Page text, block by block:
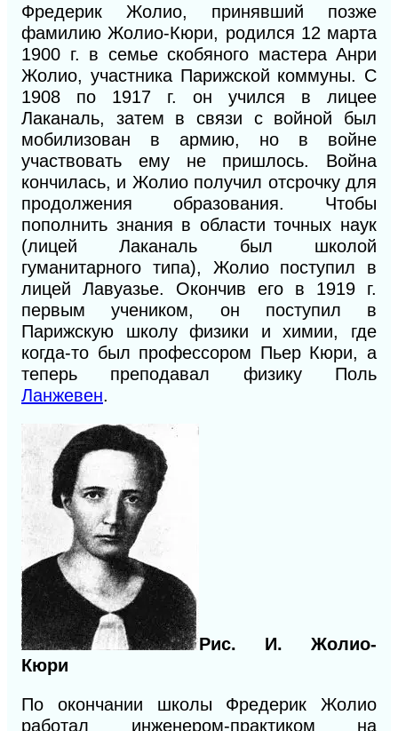
Фредерик Жолио, принявший позже
фамилию Жолио-Кюри, родился 12 марта
1900 г. в семье скобяного мастера Анри
Жолио, участника Парижской коммуны. С
1908 по 1917 г. он учился в лицее
Лаканаль, затем в связи с войной был
мобилизован в армию, но в войне
участвовать ему не пришлось. Война
кончилась, и Жолио получил отсрочку для
продолжения образования. Чтобы
пополнить знания в области точных наук
(лицей Лаканаль был школой
гуманитарного типа), Жолио поступил в
лицей Лавуазье. Окончив его в 1919 г.
первым учеником, он поступил в
Парижскую школу физики ихимии, где
когда-то был профессором Пьер Кюри, а
теперь преподавал физику Поль
Ланжевен.
Рис. И. Жолио-
Кюри
По окончании школы Фредерик Жолио
работал инженером-практиком на